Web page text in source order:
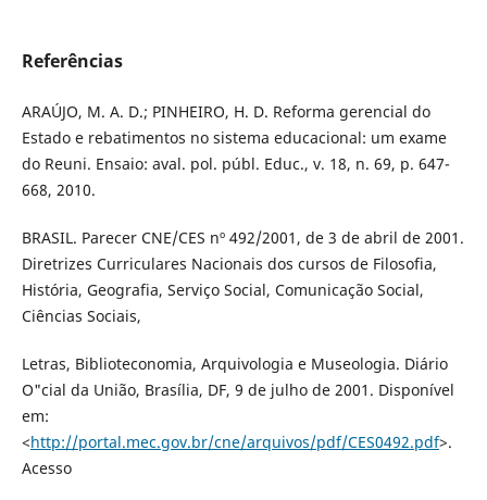
Referências
ARAÚJO, M. A. D.; PINHEIRO, H. D. Reforma gerencial do
Estado e rebatimentos no sistema educacional: um exame
do Reuni. Ensaio: aval. pol. públ. Educ., v. 18, n. 69, p. 647-
668, 2010.
BRASIL. Parecer CNE/CES nº 492/2001, de 3 de abril de 2001.
Diretrizes Curriculares Nacionais dos cursos de Filosofia,
História, Geografia, Serviço Social, Comunicação Social,
Ciências Sociais,
Letras, Biblioteconomia, Arquivologia e Museologia. Diário
O"cial da União, Brasília, DF, 9 de julho de 2001. Disponível
em:
<http://portal.mec.gov.br/cne/arquivos/pdf/CES0492.pdf>.
Acesso